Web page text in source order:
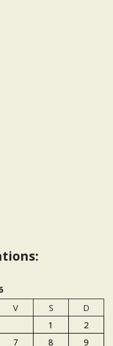
V S
D
1
2
7 8 9